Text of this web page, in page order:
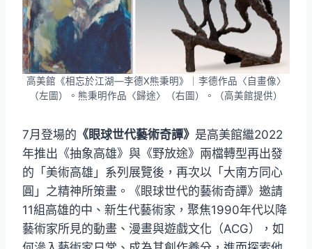
高美館《相忘於江湖—李德Ⅹ熊秉明》｜李德作品〈自畫像〉
（左圖）。熊秉明作品〈歸途〉（右圖）。（高美館提供）
7月登場的 《眼球世代藝術奇譚》 是高美館繼2022
年推出《抽象高雄》與《野放途》兩檔轉型再出發
的「美術高雄」系列展覽後，再次以「大南方同心
圓」之精神所策畫。《眼球世代的藝術奇譚》邀請
11組高雄的中、新生代藝術家，聚焦1990年代以降
藝術家所見的動畫、漫畫與遊戲文化（ACG），如